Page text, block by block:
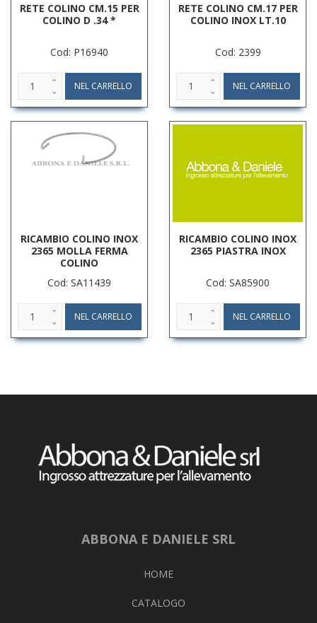
RETE COLINO CM.15 PER
COLINO D .34 *
Cod: P16940
RETE COLINO CM.17 PER
COLINO INOX LT.10
Cod: 2399
RICAMBIO COLINO INOX
2365 MOLLA FERMA
COLINO
Cod: SA11439
RICAMBIO COLINO INOX
2365 PIASTRA INOX
Cod: SA85900
ABBONA E DANIELE SRL
HOME
CATALOGO